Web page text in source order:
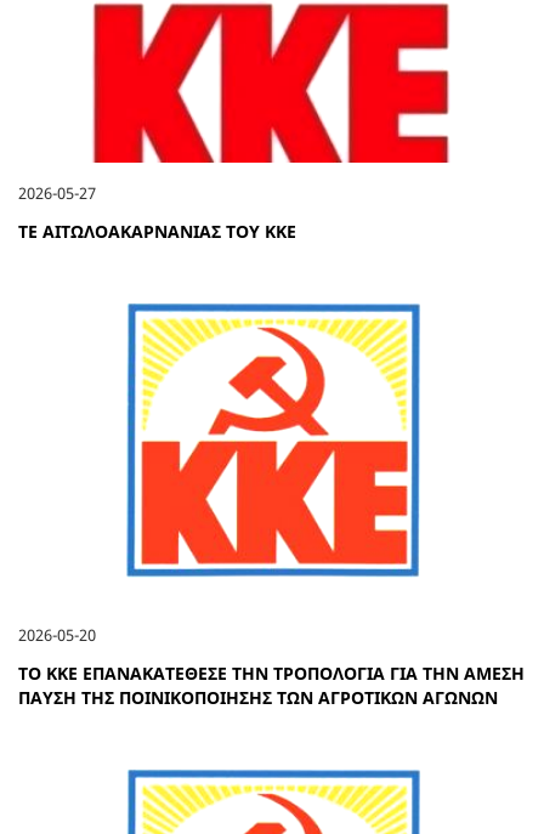
2026-05-27
ΤΕ ΑΙΤΩΛΟΑΚΑΡΝΑΝΙΑΣ ΤΟΥ ΚΚΕ
2026-05-20
ΤΟ ΚΚΕ ΕΠΑΝΑΚΑΤΕΘΕΣΕ ΤΗΝ ΤΡΟΠΟΛΟΓΙΑ ΓΙΑ ΤΗΝ ΑΜΕΣΗ
ΠΑΥΣΗ ΤΗΣ ΠΟΙΝΙΚΟΠΟΙΗΣΗΣ ΤΩΝ ΑΓΡΟΤΙΚΩΝ ΑΓΩΝΩΝ